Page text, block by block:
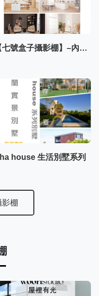
【七號盒子攝影棚】–內湖棚3F
ha house 生活別墅系列
棚